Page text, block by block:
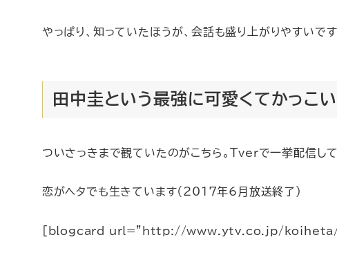
やっぱり、知っていたほうが、会話も盛り上がりやすいです
田中圭という最強に可愛くてかっこ
ついさっきまで観ていたのがこちら。Tverで一挙配信して
恋がヘタでも生きています（2017年6月放送終了）
[blogcard url=”http://www.ytv.co.jp/koiheta/